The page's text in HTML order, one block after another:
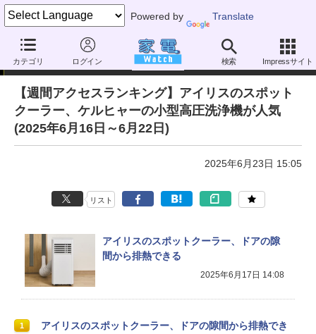
Powered by Translate
カテゴリ ログイン 検索 Impressサイト
アクセスランキング
【週間アクセスランキング】アイリスのスポット
クーラー、ケルヒャーの小型高圧洗浄機が人気
(2025年6月16日～6月22日)
2025年6月23日 15:05
リスト
アイリスのスポットクーラー、ドアの隙
間から排熱できる
2025年6月17日 14:08
1
アイリスのスポットクーラー、ドアの隙間から排熱でき